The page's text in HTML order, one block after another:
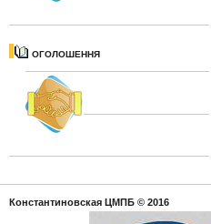
ОГОЛОШЕННЯ
Константиновская ЦМПБ © 2016